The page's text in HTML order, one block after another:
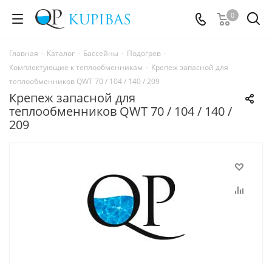
0
Главная - Каталог - Бассейны - Подогрев -
Комплектующие к теплообменникам - Крепеж запасной для
теплообменников QWT 70 / 104 / 140 / 209
Крепеж запасной для
теплообменников QWT 70 / 104 / 140 /
209